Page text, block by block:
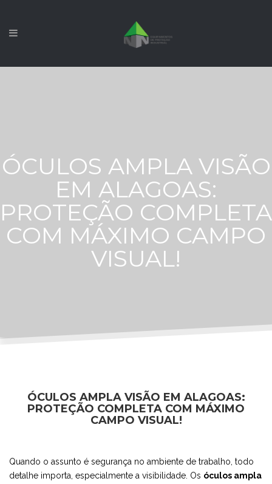
ÓCULOS AMPLA VISÃO
EM ALAGOAS:
PROTEÇÃO COMPLETA
COM MÁXIMO CAMPO
VISUAL!
ÓCULOS AMPLA VISÃO EM ALAGOAS:
PROTEÇÃO COMPLETA COM MÁXIMO
CAMPO VISUAL!
Quando o assunto é segurança no ambiente de trabalho, todo
detalhe importa, especialmente a visibilidade. Os óculos ampla